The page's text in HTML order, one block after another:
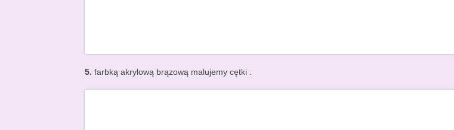
5. farbką akrylową brązową malujemy cętki :